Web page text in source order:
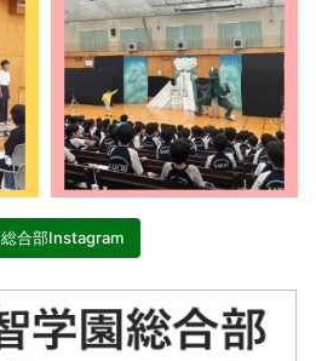
総合部Instagram